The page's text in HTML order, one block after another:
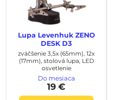
Lupa Levenhuk ZENO
DESK D3
zväčšenie 3,5x (65mm), 12x
(17mm), stolová lupa, LED
osvetlenie
Do mesiaca
19 €